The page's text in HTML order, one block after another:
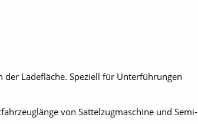
Ladefläche. Speziell für Unterführungen
von Sattelzugmaschine und Semi-